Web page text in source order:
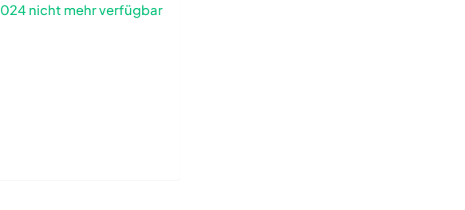
nicht mehr verfügbar